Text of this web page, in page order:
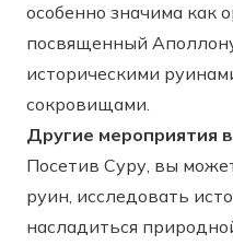
особенно значима как
посвященный
историческими
сокровищами.
Другие мероприятия
Посетив Суру, вы
руин, исследовать
насладиться